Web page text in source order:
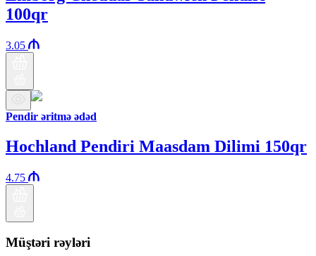
100qr
3.05
Pendir əritmə ədəd
Hochland Pendiri Maasdam Dilimi 150qr
4.75
Müştəri rəyləri